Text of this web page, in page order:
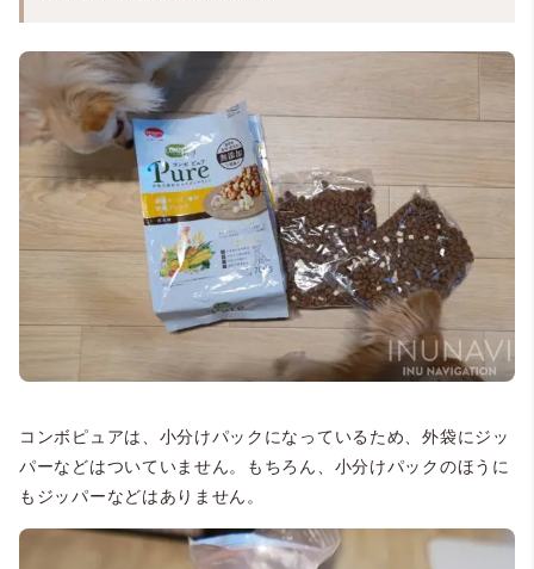
コンボピュアは、小分けパックになっているため、外袋にジッ
パーなどはついていません。もちろん、小分けパックのほうに
もジッパーなどはありません。